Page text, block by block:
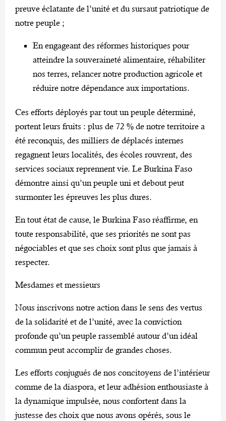
preuve éclatante de l’unité et du sursaut patriotique de
notre peuple ;
En engageant des réformes historiques pour
atteindre la souveraineté alimentaire, réhabiliter
nos terres, relancer notre production agricole et
réduire notre dépendance aux importations.
Ces efforts déployés par tout un peuple déterminé,
portent leurs fruits : plus de 72 % de notre territoire a
été reconquis, des milliers de déplacés internes
regagnent leurs localités, des écoles rouvrent, des
services sociaux reprennent vie. Le Burkina Faso
démontre ainsi qu’un peuple uni et debout peut
surmonter les épreuves les plus dures.
En tout état de cause, le Burkina Faso réaffirme, en
toute responsabilité, que ses priorités ne sont pas
négociables et que ses choix sont plus que jamais à
respecter.
Mesdames et messieurs
Nous inscrivons notre action dans le sens des vertus
de la solidarité et de l’unité, avec la conviction
profonde qu’un peuple rassemblé autour d’un idéal
commun peut accomplir de grandes choses.
Les efforts conjugués de nos concitoyens de l’intérieur
comme de la diaspora, et leur adhésion enthousiaste à
la dynamique impulsée, nous confortent dans la
justesse des choix que nous avons opérés, sous le